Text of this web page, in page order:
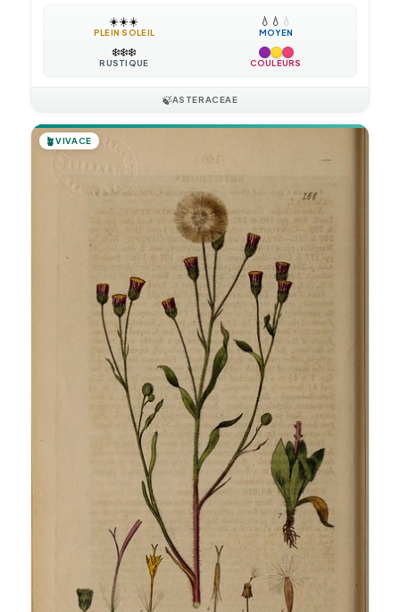
☀️☀️☀️
PLEIN SOLEIL
💧 💧 💧
MOYEN
❄️❄️❄️
RUSTIQUE COULEURS
🍃ASTERACEAE
🪴VIVACE